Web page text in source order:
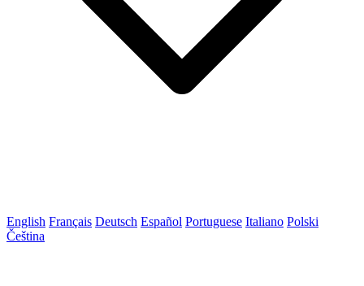
English Français Deutsch Español Portuguese Italiano Polski
Čeština